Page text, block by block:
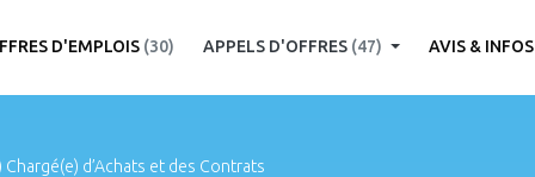
D'EMPLOIS (30) APPELS D'OFFRES (47) AVIS & INFOS
Chargé(e) d’Achats et des Contrats